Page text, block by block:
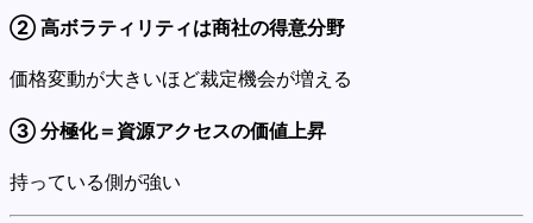
② 高ボラティリティは商社の得意分野
価格変動が大きいほど裁定機会が増える
③ 分極化＝資源アクセスの価値上昇
持っている側が強い